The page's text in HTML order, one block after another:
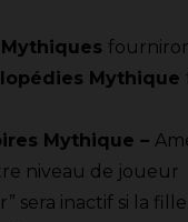
Mythique
Mythique –
niveau de joueur
sera inactif si la